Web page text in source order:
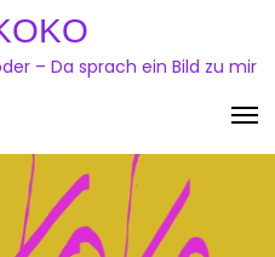
– Da sprach ein Bild zu mir